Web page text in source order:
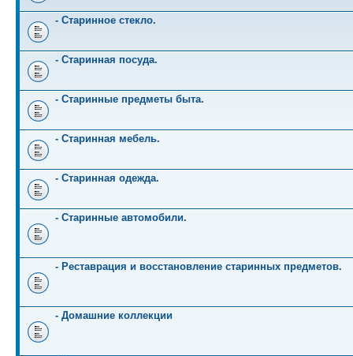
- Старинное стекло.
- Старинная посуда.
- Старинные предметы быта.
- Старинная мебель.
- Старинная одежда.
- Старинные автомобили.
- Реставрация и восстановление старинных предметов.
- Домашние коллекции